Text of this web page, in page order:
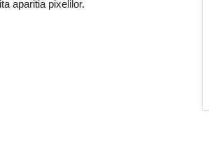
aparitia pixelilor.